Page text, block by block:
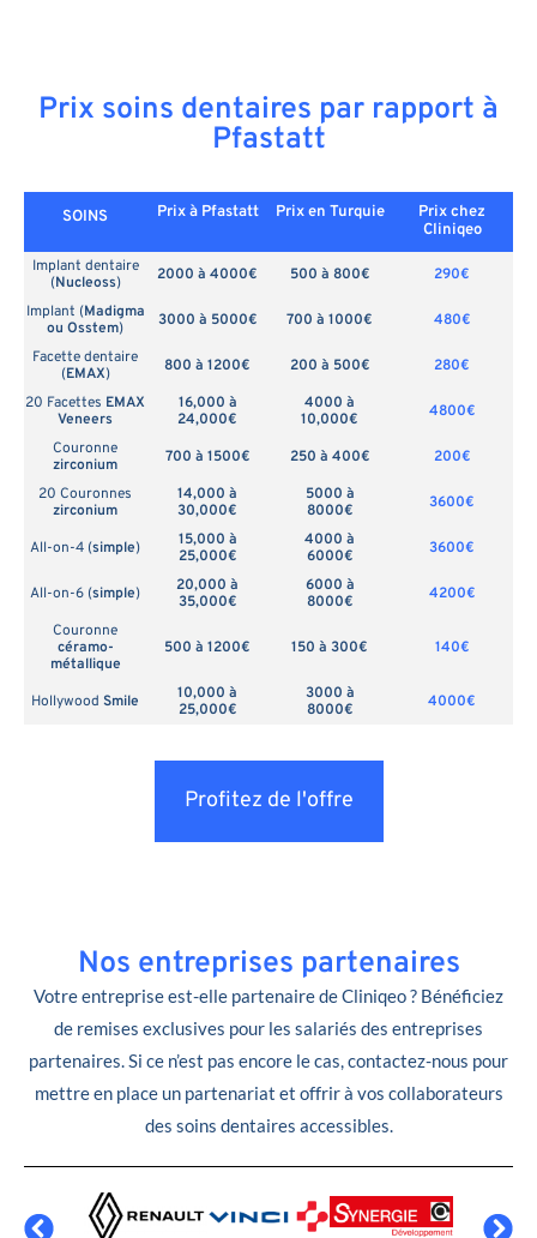
Prix soins dentaires par rapport à
Pfastatt
SOINS Prix à Pfastatt Prix en Turquie
Prix chez
Cliniqeo
Implant dentaire
(Nucleoss) 2000 à 4000€ 500 à 800€
290€
Implant (Madigma
ou Osstem) 3000 à 5000€ 700 à 1000€
480€
Facette dentaire
(EMAX) 800 à 1200€ 200 à 500€
280€
20 Facettes EMAX
Veneers
16,000 à
24,000€
4000 à
10,000€
4800€
Couronne
zirconium
700 à 1500€ 250 à 400€
200€
20 Couronnes
zirconium
14,000 à
30,000€
5000 à
8000€
3600€
All-on-4 (simple)
15,000 à
25,000€
4000 à
6000€
3600€
All-on-6 (simple)
20,000 à
35,000€
6000 à
8000€
4200€
Couronne
céramo-
métallique
500 à 1200€ 150 à 300€ 140€
Hollywood Smile
10,000 à
25,000€
3000 à
8000€
4000€
Profitez de l'offre
Nos entreprises partenaires
Votre entreprise est-elle partenaire de Cliniqeo ? Bénéficiez
de remises exclusives pour les salariés des entreprises
partenaires. Si ce n’est pas encore le cas, contactez-nous pour
mettre en place un partenariat et offrir à vos collaborateurs
des soins dentaires accessibles.